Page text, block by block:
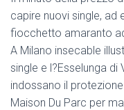
capire nuovi single, ad
fiocchetto amaranto
A Milano insecable
single e l?Esselunga di
indossano il
Maison Du Parc per